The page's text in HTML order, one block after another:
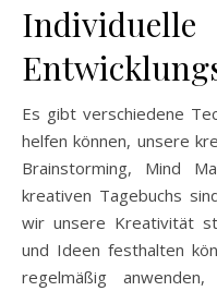
Individuelle
Es gibt verschiedene
helfen können, unsere
Brainstorming, Mind
kreativen Tagebuchs
wir unsere Kreativität
und Ideen festhalten
regelmäßig